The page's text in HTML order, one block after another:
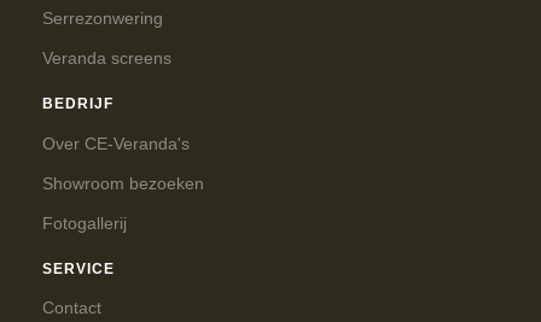
Serrezonwering
Veranda screens
BEDRIJF
Over CE-Veranda's
Showroom bezoeken
Fotogallerij
SERVICE
Contact